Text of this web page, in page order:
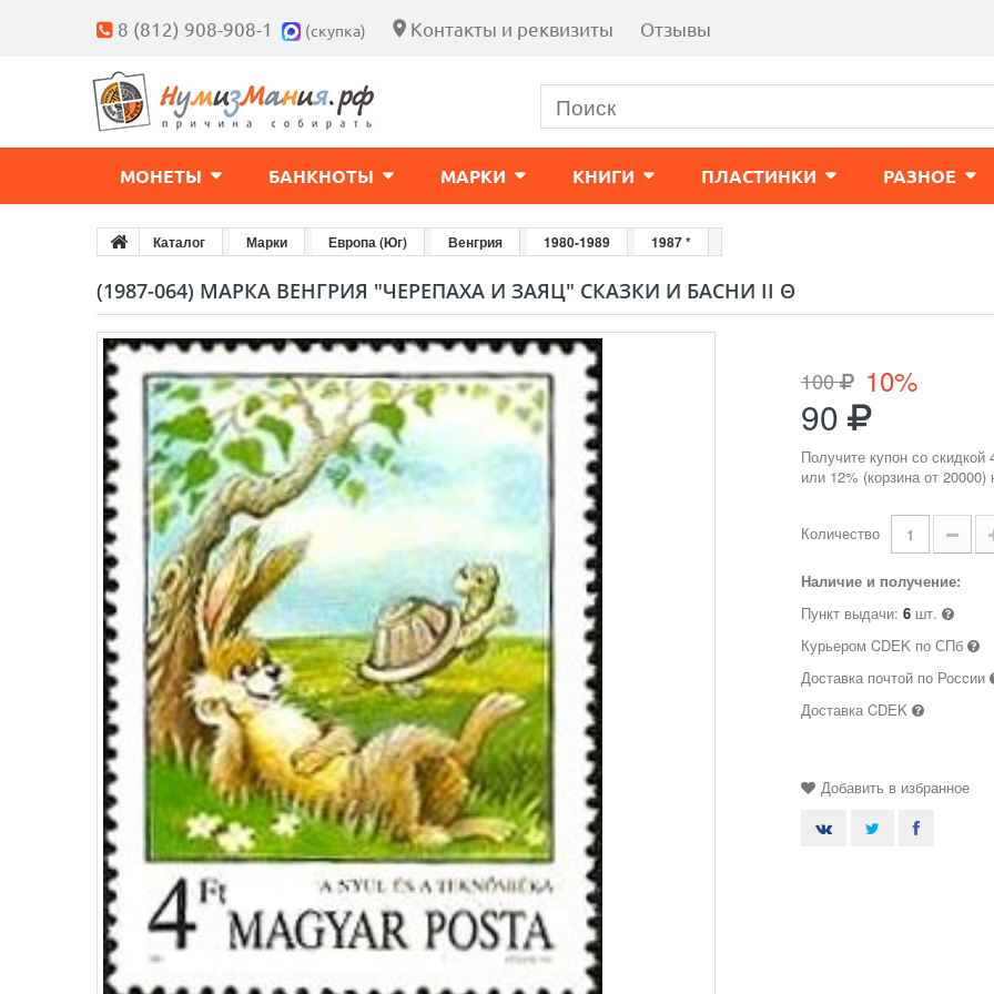
8 (812) 908-908-1 (скупка) Контакты и реквизиты Отзывы
МОНЕТЫ БАНКНОТЫ МАРКИ КНИГИ ПЛАСТИНКИ РАЗНОЕ
Каталог Марки Европа (Юг) Венгрия 1980-1989 1987 *
(1987-064) МАРКА ВЕНГРИЯ "ЧЕРЕПАХА И ЗАЯЦ" СКАЗКИ И БАСНИ II Θ
100 10%
90
Получите купон со скидкой
или 12% (корзина от
Количество
Наличие и получение:
Пункт выдачи: 6 шт.
Курьером CDEK по СПб
Доставка почтой по России
Доставка CDEK
Добавить в избранное